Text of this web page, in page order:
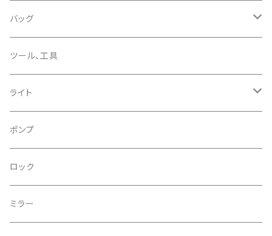
CHROMAG/クロマグ
CHROME/クローム
CONTINENTAL/コンチネンタル
CRANE/クレーン
CRANKBROTHERS/クランクブラザーズ
CROSS SECTION/クロスセクション
チェーン
チューブレスバルブ/ バルブキャップ
シーラント
バッグ
サドルバッグ
サコッシュ
バックパック
フレームバッグ
輪行袋
ツール、工具
ライト
フロントライト
テールライト
ポンプ
ロック
ミラー